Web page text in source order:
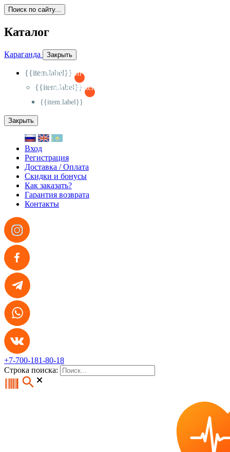
Поиск по сайту...
Каталог
Караганда Закрыть
{{item.label}}
{{activeItem==item.id?'-
{{item.label}}
{{activeSubitem==item.id?'-
{{item.label}}
Закрыть
Вход
Регистрация
Доставка / Оплата
Скидки и бонусы
Как заказать?
Гарантия возврата
Контакты
+7-700-181-80-18
Строка поиска: